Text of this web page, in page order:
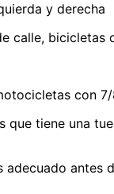
y derecha
calle, bicicletas
con
que tiene una
adecuado antes